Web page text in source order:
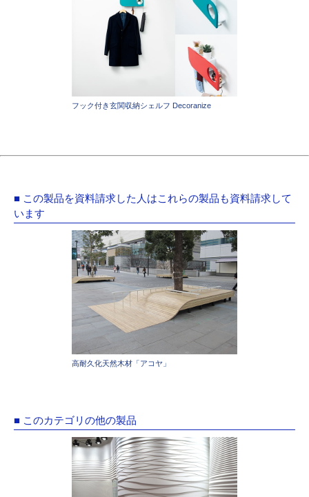
フック付き玄関収納シェルフ Decoranize
■ この製品を資料請求した人はこれらの製品も資料請求して
います
高耐久化天然木材「アコヤ」
■ このカテゴリの他の製品